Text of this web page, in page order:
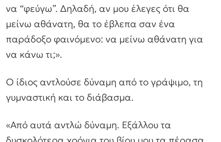
να “φεύγω”. Δηλαδή, αν μου έλεγες ότι θα
μείνω αθάνατη, θα το έβλεπα σαν ένα
παράδοξο φαινόμενο: να μείνω αθάνατη για
να κάνω τι;».
Ο ίδιος αντλούσε δύναμη από το γράψιμο, τη
γυμναστική και το διάβασμα.
«Από αυτά αντλώ δύναμη. Εξάλλου τα